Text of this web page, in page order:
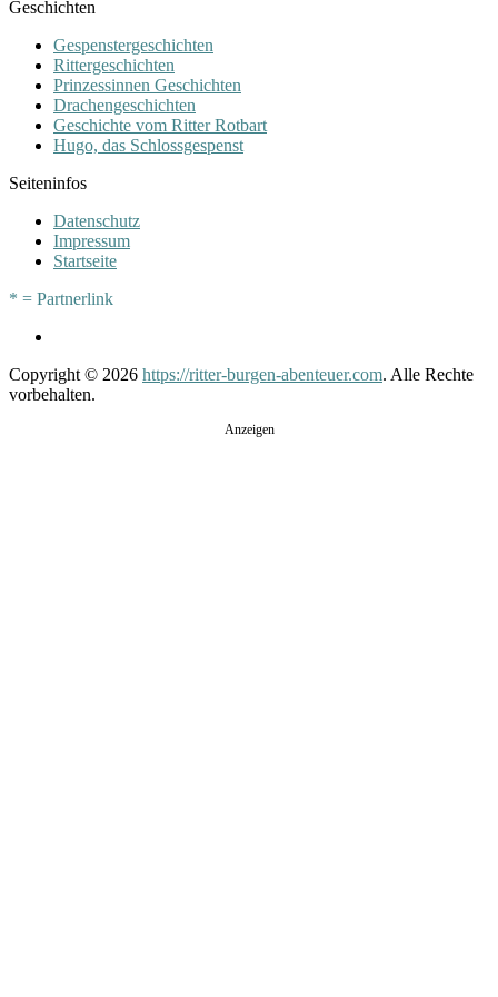
Geschichten
Gespenstergeschichten
Rittergeschichten
Prinzessinnen Geschichten
Drachengeschichten
Geschichte vom Ritter Rotbart
Hugo, das Schlossgespenst
Seiteninfos
Datenschutz
Impressum
Startseite
* = Partnerlink
Copyright © 2026 https://ritter-burgen-abenteuer.com. Alle Rechte
vorbehalten.
Anzeigen